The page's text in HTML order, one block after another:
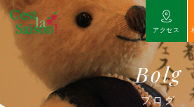
アクセス
Bolg
ブログ